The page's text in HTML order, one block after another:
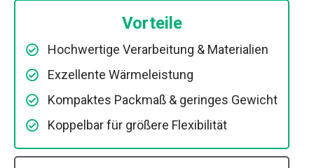
Vorteile
Hochwertige Verarbeitung & Materialien
Exzellente Wärmeleistung
Kompaktes Packmaß & geringes Gewicht
Koppelbar für größere Flexibilität